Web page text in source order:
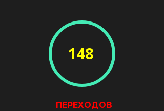
ПЕРЕХОДОВ
148